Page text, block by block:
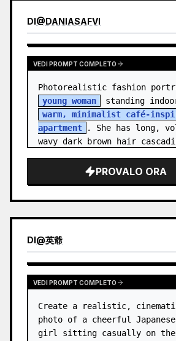
DI@DANIASAFVI
VEDI PROMPT COMPLETO
young woman
warm, minimalist café-
apartment
. She has long,
wavy dark brown hair
PROVALO ORA
DI@英爺
VEDI PROMPT COMPLETO
Create a realistic, cinematic
photo of a cheerful
girl sitting casually on the